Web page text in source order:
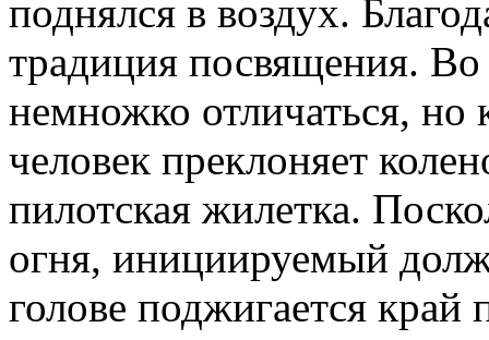
поднялся в воздух.
традиция посвящения. Во
немножко отличаться, но
человек преклоняет
пилотская жилетка.
огня, инициируемый
голове поджигается край